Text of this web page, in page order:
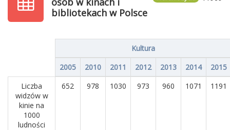
bibliotekach w Polsce
Kultura
2005
2010 2011 2012 2013 2014
2015
Liczba
widzów w
kinie na
1000
ludności
652 978 1030 973 960 1071 1191